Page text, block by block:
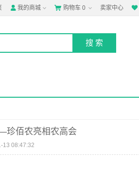
 我的商城  购物车 0 卖家中心 
佰农亮相农高会
13 08:47:32